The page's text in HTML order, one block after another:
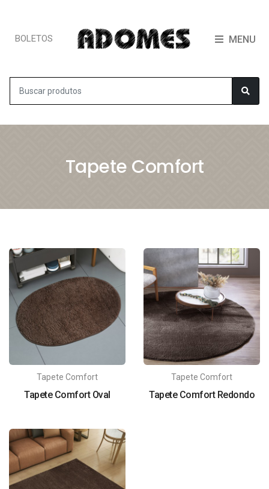
BOLETOS MENU
Tapete Comfort
Tapete Comfort
Tapete Comfort Oval
Tapete Comfort
Tapete Comfort Redondo